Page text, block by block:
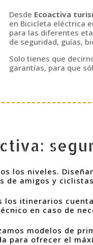
Desde Ecoactiva
en Bicicleta eléctrica
para las diferentes
de seguridad, guías,
Solo tienes que
garantías, para que
los niveles.
de amigos y
los itinerarios
en caso de
modelos de
para ofrecer el